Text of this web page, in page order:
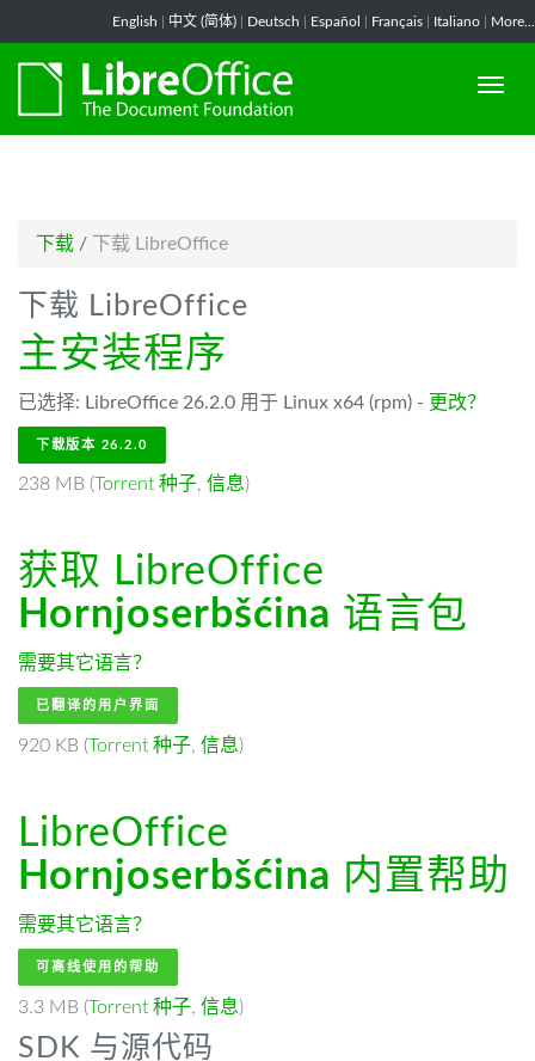
English 中文 (简体) Deutsch Español Français Italiano More...
下载 / 下载 LibreOffice
下载 LibreOffice
主安装程序
已选择: LibreOffice 26.2.0 用于 Linux x64 (rpm) - 更改？
下载版本 26.2.0
238 MB (Torrent 种子, 信息)
获取 LibreOffice
Hornjoserbšćina 语言包
需要其它语言？
已翻译的用户界面
920 KB (Torrent 种子, 信息)
LibreOffice
Hornjoserbšćina 内置帮助
需要其它语言？
可离线使用的帮助
3.3 MB (Torrent 种子, 信息)
SDK 与源代码